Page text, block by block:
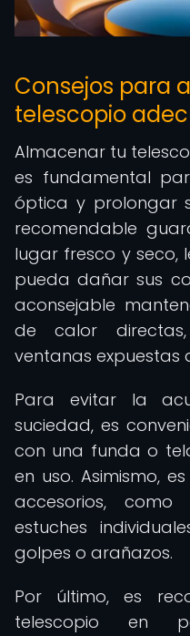
Consejos para
telescopio
Almacenar tu
es fundamental
óptica y prolongar
recomendable
lugar fresco y seco,
pueda dañar sus
aconsejable
de calor
ventanas expuestas
Para evitar la
suciedad, es
con una funda o
en uso. Asimismo,
accesorios,
estuches
golpes o arañazos.
Por último, es
telescopio en